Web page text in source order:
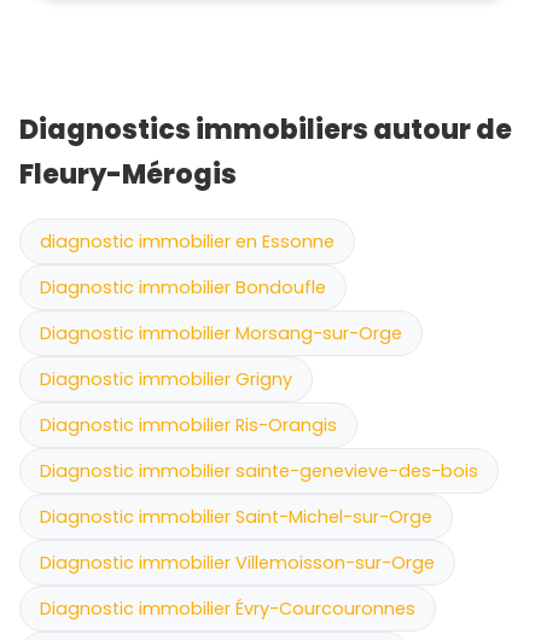
Diagnostics immobiliers autour de
Fleury-Mérogis
diagnostic immobilier en Essonne
Diagnostic immobilier Bondoufle
Diagnostic immobilier Morsang-sur-Orge
Diagnostic immobilier Grigny
Diagnostic immobilier Ris-Orangis
Diagnostic immobilier sainte-genevieve-des-bois
Diagnostic immobilier Saint-Michel-sur-Orge
Diagnostic immobilier Villemoisson-sur-Orge
Diagnostic immobilier Évry-Courcouronnes